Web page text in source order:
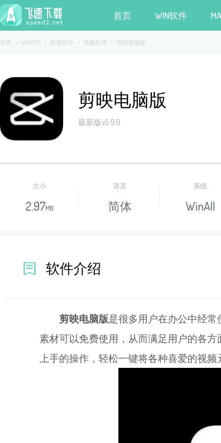
首页 WIN软件
首页 > win软件 > 影音软件 > 视频处理 > 剪映电脑版
剪映电脑版
最新版v5.9.0
大小
2.97MB
语言
简体
系统
WinAll
软件介绍
剪映电脑版是很多用户在办公中经
素材可以免费使用，从而满足用户的各
上手的操作，轻松一键将各种喜爱的视